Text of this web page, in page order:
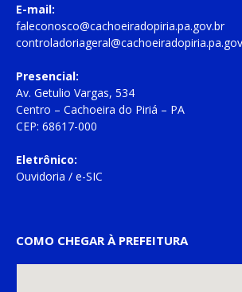
E-mail:
faleconosco@cachoeiradopiria.pa.gov.br
Presencial:
Av. Getulio Vargas, 534
Centro – Cachoeira do Piriá – PA
CEP: 68617-000
Eletrônico:
Ouvidoria / e-SIC
COMO CHEGAR À PREFEITURA